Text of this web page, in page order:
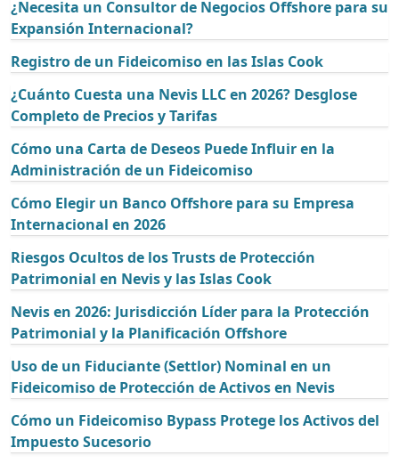
¿Necesita un Consultor de Negocios Offshore para su
Expansión Internacional?
Registro de un Fideicomiso en las Islas Cook
¿Cuánto Cuesta una Nevis LLC en 2026? Desglose
Completo de Precios y Tarifas
Cómo una Carta de Deseos Puede Influir en la
Administración de un Fideicomiso
Cómo Elegir un Banco Offshore para su Empresa
Internacional en 2026
Riesgos Ocultos de los Trusts de Protección
Patrimonial en Nevis y las Islas Cook
Nevis en 2026: Jurisdicción Líder para la Protección
Patrimonial y la Planificación Offshore
Uso de un Fiduciante (Settlor) Nominal en un
Fideicomiso de Protección de Activos en Nevis
Cómo un Fideicomiso Bypass Protege los Activos del
Impuesto Sucesorio